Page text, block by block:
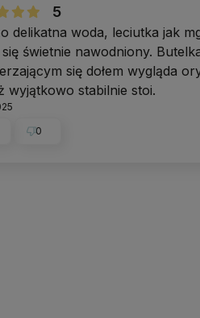
5
delikatna woda, leciutka jak
świetnie nawodniony.
się dołem wygląda
wyjątkowo stabilnie stoi.
0